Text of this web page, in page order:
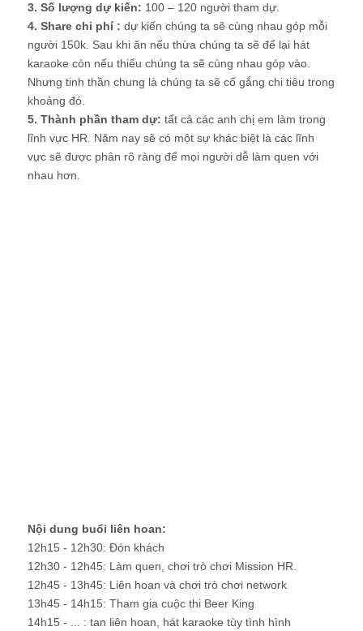
3. Số lượng dự kiến: 100 – 120 người tham dự.
4. Share chi phí : dự kiến chúng ta sẽ cùng nhau góp mỗi
người 150k. Sau khi ăn nếu thừa chúng ta sẽ để lại hát
karaoke còn nếu thiếu chúng ta sẽ cùng nhau góp vào.
Nhưng tinh thần chung là chúng ta sẽ cố gắng chi tiêu trong
khoảng đó.
5. Thành phần tham dự: tất cả các anh chị em làm trong
lĩnh vực HR. Năm nay sẽ có một sự khác biệt là các lĩnh
vực sẽ được phân rõ ràng để mọi người dễ làm quen với
nhau hơn.
Nội dung buổi liên hoan:
12h15 - 12h30: Đón khách
12h30 - 12h45: Làm quen, chơi trò chơi Mission HR.
12h45 - 13h45: Liên hoan và chơi trò chơi network
13h45 - 14h15: Tham gia cuộc thi Beer King
14h15 - ... : tan liên hoan, hát karaoke tùy tình hình